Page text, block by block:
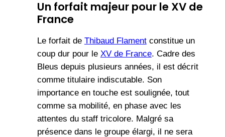
Un forfait majeur pour le XV de
France
Le forfait de Thibaud Flamentconstitue un
coup dur pour le XV de France. Cadre des
Bleus depuis plusieurs années, il est décrit
comme titulaire indiscutable. Son
importance en touche est soulignée, tout
comme sa mobilité, en phase avec les
attentes du staff tricolore. Malgré sa
présence dans le groupe élargi, il ne sera